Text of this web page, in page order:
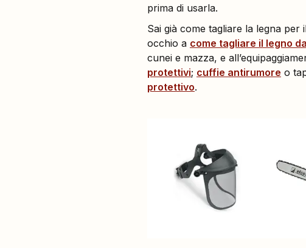
prima di usarla.
Sai già come tagliare la legna
occhio a come tagliare il legno
cunei e mazza, e
protettivi; cuffie antirumore o
protettivo.